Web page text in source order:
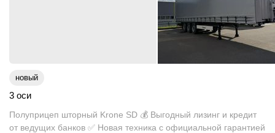
новый
3 оси
Полуприцеп шторный Krone SD 💰 Выгодный лизинг и кредит
от ведущих банков ✅ Новая техника с официальной гарантией